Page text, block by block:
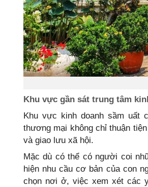
Khu vực gần sát trung tâm
Khu vực kinh doanh sầm uất
thương mại không chỉ thuận
và giao lưu xã hội.
Mặc dù có thể có người coi
hiện nhu cầu cơ bản của con
chọn nơi ở, việc xem xét các